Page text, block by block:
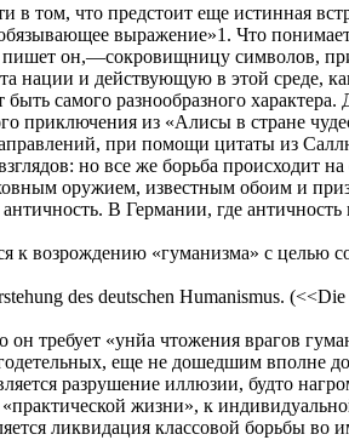
в том, что предстоит еще истинная
выражение»1. Что
он,—сокровищницу символов,
нации и действующую в этой среде,
самого разнообразного
приключения из «Алисы в стране
при помощи цитаты из
но все же борьба происходит
оружием, известным обоим и
В Германии, где
к возрождению «гуманизма» с целью
des deutschen Humanismus.
он требует «унйа чтожения врагов
еще не дошедшим вполне
разрушение иллюзии, будто
жизни», к
ликвидация классовой борьбы во